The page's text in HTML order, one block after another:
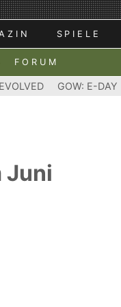
SPIELE
FORUM
GOW: E-DAY
Juni